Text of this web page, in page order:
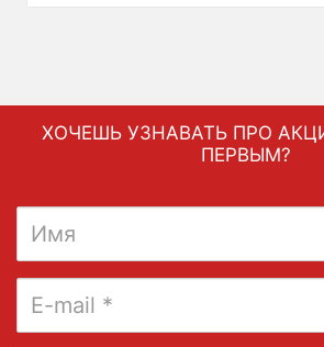
ХОЧЕШЬ УЗНАВАТЬ ПРО
ПЕРВЫМ?